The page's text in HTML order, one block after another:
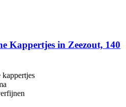
Kappertjes in Zeezout, 140
kappertjes